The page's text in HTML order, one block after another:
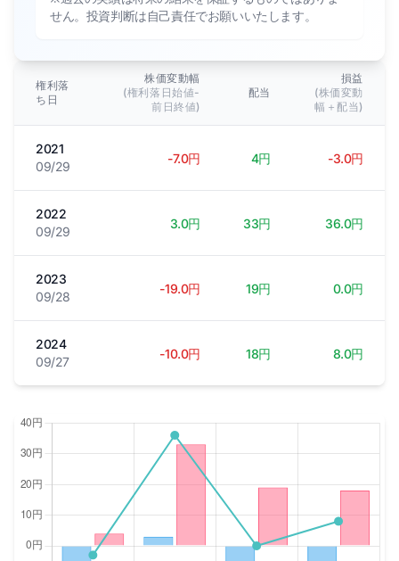
せん。投資判断は自己責任でお願いいたします。
権利落
ち日
株価変動幅
(権利落日始値-
前日終値)
配当
損益
(株価変動
幅＋配当)
2021
09/29
-7.0円 4円 -3.0円
2022
09/29
3.0円 33円 36.0円
2023
09/28
-19.0円 19円 0.0円
2024
09/27
-10.0円 18円 8.0円